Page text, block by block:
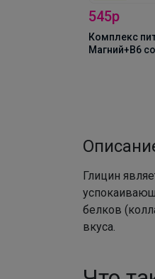
545р
Комплекс
Магний+В6 со
Глицин
белков
вкуса.